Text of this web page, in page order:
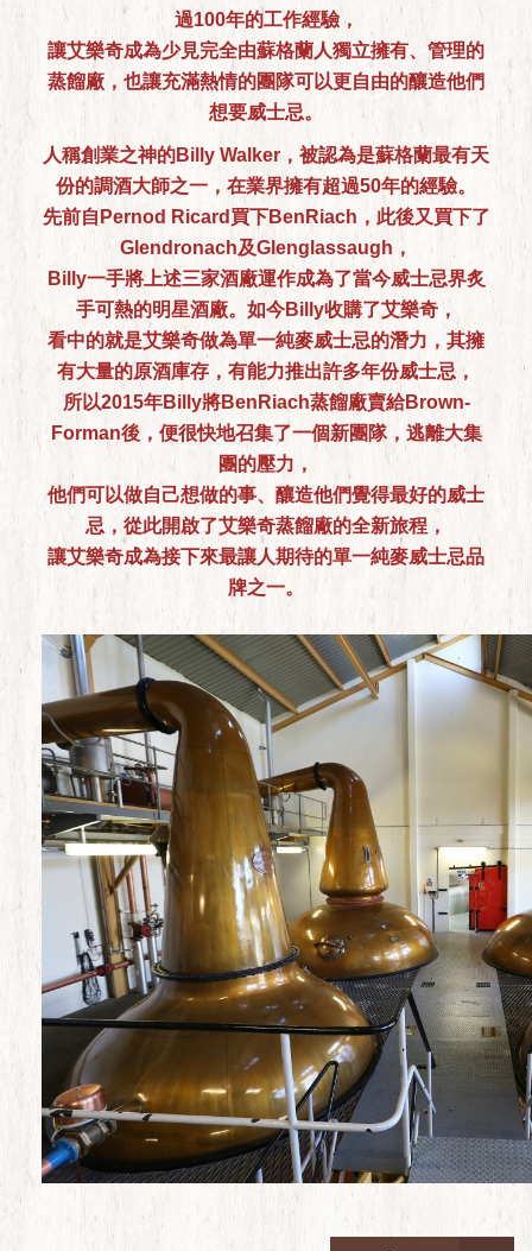
過100年的工作經驗，
讓艾樂奇成為少見完全由蘇格蘭人獨立擁有、管理的
蒸餾廠，也讓充滿熱情的團隊可以更自由的釀造他們
想要威士忌。
人稱創業之神的Billy Walker，被認為是蘇格蘭最有天
份的調酒大師之一，在業界擁有超過50年的經驗。
先前自Pernod Ricard買下BenRiach，此後又買下了
Glendronach及Glenglassaugh，
Billy一手將上述三家酒廠運作成為了當今威士忌界炙
手可熱的明星酒廠。如今Billy收購了艾樂奇，
看中的就是艾樂奇做為單一純麥威士忌的潛力，其擁
有大量的原酒庫存，有能力推出許多年份威士忌，
所以2015年Billy將BenRiach蒸餾廠賣給Brown-
Forman後，便很快地召集了一個新團隊，逃離大集
團的壓力，
他們可以做自己想做的事、釀造他們覺得最好的威士
忌，從此開啟了艾樂奇蒸餾廠的全新旅程，
讓艾樂奇成為接下來最讓人期待的單一純麥威士忌品
牌之一。